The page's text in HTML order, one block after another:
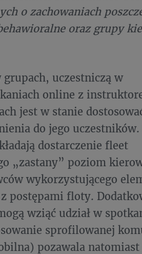
o zachowaniach
oraz grupy
uczestniczą w
online z
jest w stanie
do jego uczestników.
dostarczenie fleet
„zastany” poziom
wykorzystującego
postępami floty.
wziąć udział w
sprofilowanej
pozawala natomiast